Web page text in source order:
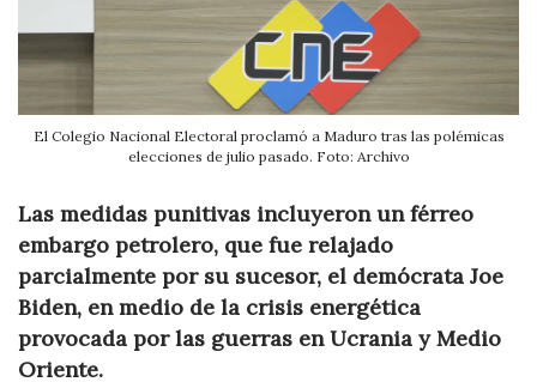
El Colegio Nacional Electoral proclamó a Maduro tras las polémicas
elecciones de julio pasado. Foto: Archivo
Las medidas punitivas incluyeron un férreo
embargo petrolero, que fue relajado
parcialmente por su sucesor, el demócrata Joe
Biden, en medio de la crisis energética
provocada por las guerras en Ucrania y Medio
Oriente.